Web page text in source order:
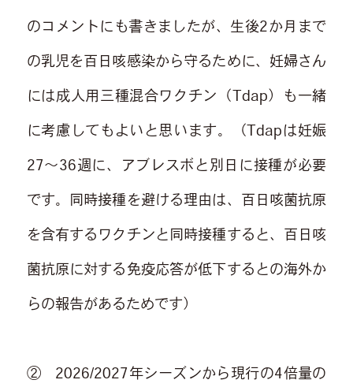
のコメントにも書きましたが、生後2か月まで
の乳児を百日咳感染から守るために、妊婦さん
には成人用三種混合ワクチン（Tdap）も一緒
に考慮してもよいと思います。（Tdapは妊娠
27～36週に、アブレスボと別日に接種が必要
です。同時接種を避ける理由は、百日咳菌抗原
を含有するワクチンと同時接種すると、百日咳
菌抗原に対する免疫応答が低下するとの海外か
らの報告があるためです）
② 2026/2027年シーズンから現行の4倍量の